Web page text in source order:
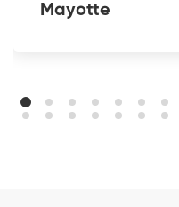
Mayotte